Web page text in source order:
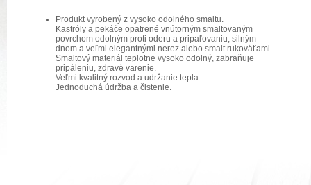
Produkt vyrobený z vysoko odolného smaltu.
Kastróly a pekáče opatrené vnútorným smaltovaným
povrchom odolným proti oderu a pripaľovaniu, silným
dnom a veľmi elegantnými nerez alebo smalt rukoväťami.
Smaltový materiál teplotne vysoko odolný, zabraňuje
pripáleniu, zdravé varenie.
Veľmi kvalitný rozvod a udržanie tepla.
Jednoduchá údržba a čistenie.